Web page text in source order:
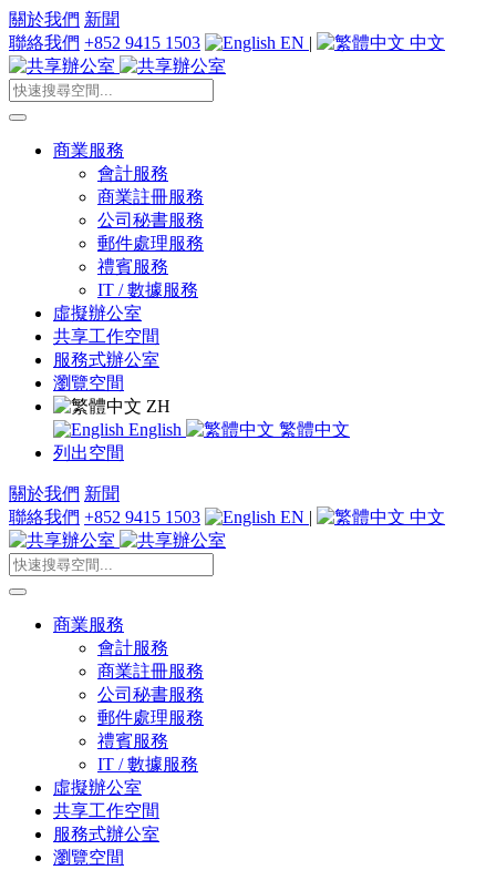
關於我們 新聞
聯絡我們 +852 9415 1503 EN | 中文
商業服務
會計服務
商業註冊服務
公司秘書服務
郵件處理服務
禮賓服務
IT / 數據服務
虛擬辦公室
共享工作空間
服務式辦公室
瀏覽空間
ZH
English
繁體中文
列出空間
關於我們 新聞
聯絡我們 +852 9415 1503 EN | 中文
商業服務
會計服務
商業註冊服務
公司秘書服務
郵件處理服務
禮賓服務
IT / 數據服務
虛擬辦公室
共享工作空間
服務式辦公室
瀏覽空間